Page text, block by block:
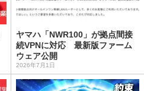
ヤマハ「NWR100」が拠点間接
続VPNに対応 最新版ファーム
ウェア公開
2026年7月1日